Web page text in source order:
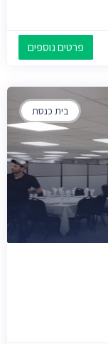
פרטים נוספים
בית כנסת